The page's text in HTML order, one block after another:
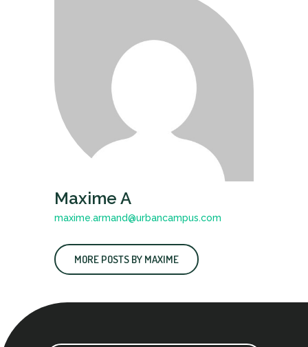
Maxime A
maxime.armand@urbancampus.com
MORE POSTS BY MAXIME